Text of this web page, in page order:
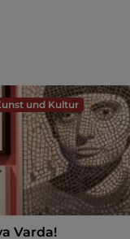
und Kultur
Varda!